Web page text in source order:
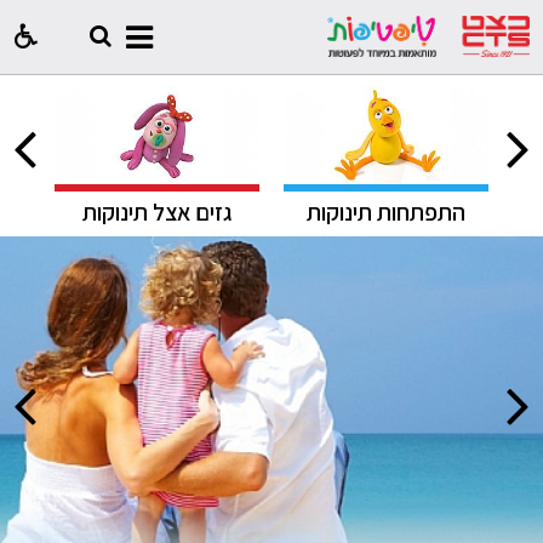
התפתחות תינוקות גזים אצל תינוקות